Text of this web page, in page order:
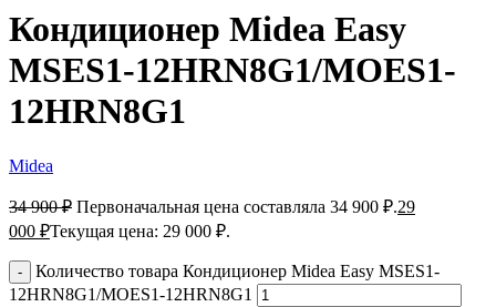
Кондиционер Midea Easy
MSES1-12HRN8G1/MOES1-
12HRN8G1
Midea
34 900₽ Первоначальная цена составляла 34 900 ₽.29
000 ₽Текущая цена: 29 000 ₽.
Количество товара Кондиционер Midea Easy MSES1-
12HRN8G1/MOES1-12HRN8G1